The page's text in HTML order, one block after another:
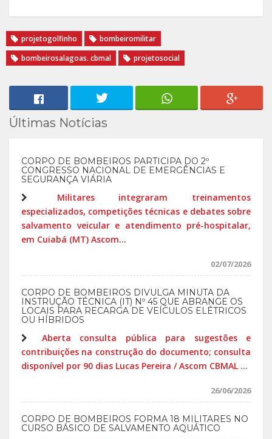
projetogolfinho
bombeiromilitar
bombeirosalagoas. cbmal
projetosocial
Últimas Notícias
CORPO DE BOMBEIROS PARTICIPA DO 2º
CONGRESSO NACIONAL DE EMERGÊNCIAS E
SEGURANÇA VIÁRIA
Militares integraram treinamentos
especializados, competições técnicas e debates sobre
salvamento veicular e atendimento pré-hospitalar,
em Cuiabá (MT) Ascom...
02/07/2026
CORPO DE BOMBEIROS DIVULGA MINUTA DA
INSTRUÇÃO TÉCNICA (IT) Nº 45 QUE ABRANGE OS
LOCAIS PARA RECARGA DE VEÍCULOS ELÉTRICOS
OU HÍBRIDOS
Aberta consulta pública para sugestões e
contribuições na construção do documento; consulta
disponível por 90 dias Lucas Pereira / Ascom CBMAL ...
26/06/2026
CORPO DE BOMBEIROS FORMA 18 MILITARES NO
CURSO BÁSICO DE SALVAMENTO AQUÁTICO